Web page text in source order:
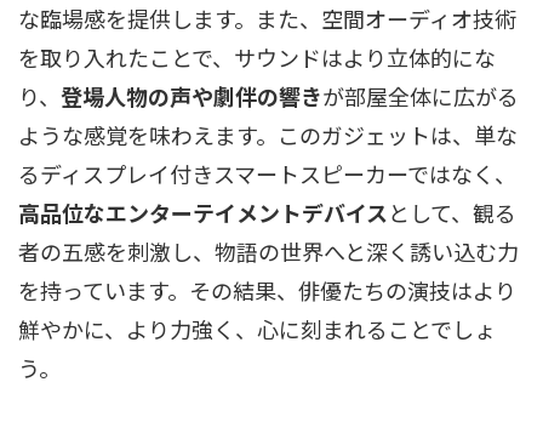
な臨場感を提供します。また、空間オーディオ技術
を取り入れたことで、サウンドはより立体的にな
り、 登場人物の声や劇伴の響きが部屋全体に広がる
ような感覚を味わえます。このガジェットは、単な
るディスプレイ付きスマートスピーカーではなく、
高品位なエンターテイメントデバイスとして、観る
者の五感を刺激し、物語の世界へと深く誘い込む力
を持っています。その結果、俳優たちの演技はより
鮮やかに、より力強く、心に刻まれることでしょ
う。